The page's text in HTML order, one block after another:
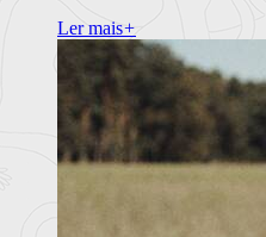
Ler mais+